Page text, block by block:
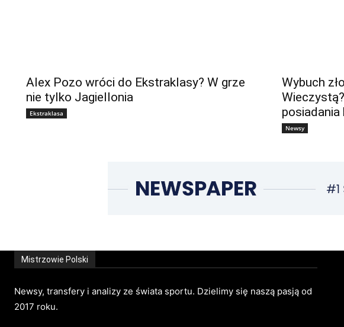
Alex Pozo wróci do Ekstraklasy? W grze
nie tylko Jagiellonia
Ekstraklasa
Wybuch
posiadania
Newsy
Mistrzowie Polski
Newsy, transfery i analizy ze świata sportu. Dzielimy się naszą pasją od
2017 roku.